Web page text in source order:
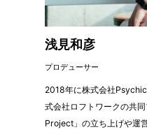
浅見和彦
プロデューサー
2018年に株式会社
式会社ロフトワークの共
Project」の立ち上げや運